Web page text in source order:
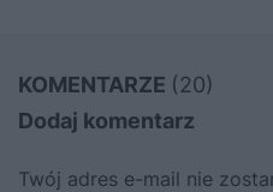
KOMENTARZE (20)
Dodaj komentarz
Twój adres e-mail nie